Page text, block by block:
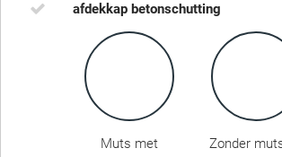
afdekkap betonschutting
Muts met
Zonder